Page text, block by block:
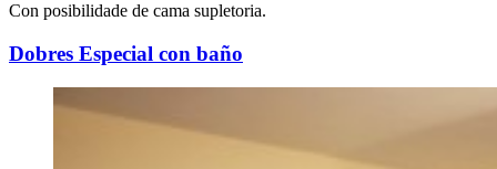
Con posibilidade de cama supletoria.
Dobres Especial con baño